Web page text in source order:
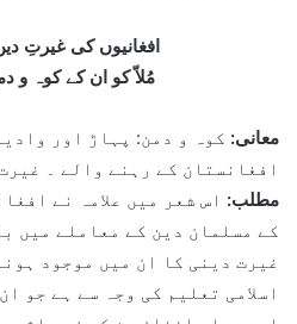
افغانیوں کی غیرتِ
مُلاّ کو ان کے کوہ و
معانی: کوہ و دمن: پہاڑ اور
افغانستان کے رہنے والے ۔
مطلب: اس شعر میں علامہ نے
کے مسلمان دین کے معاملے میں
غیرت دینی کا ان میں موجود
اسلامی تعلیم کی وجہ سے ہے جو